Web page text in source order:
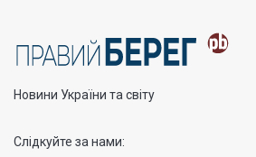
Новини України та світу
Слідкуйте за нами: